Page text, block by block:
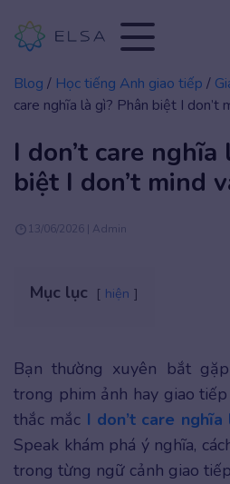
Blog / Học tiếng Anh giao tiếp /
care nghĩa là gì? Phân biệt I don’t
I don’t care nghĩa
biệt I don’t mind
13/06/2026 | Admin
Mục lục hiện
Bạn thường xuyên bắt
trong phim ảnh hay giao
thắc mắc I don’t care nghĩa
Speak khám phá ý nghĩa,
trong từng ngữ cảnh giao